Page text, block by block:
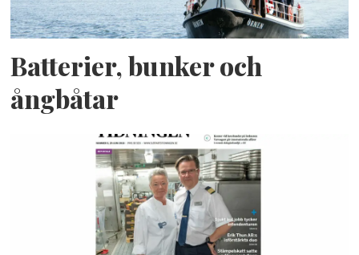
Batterier, bunker och
ångbåtar